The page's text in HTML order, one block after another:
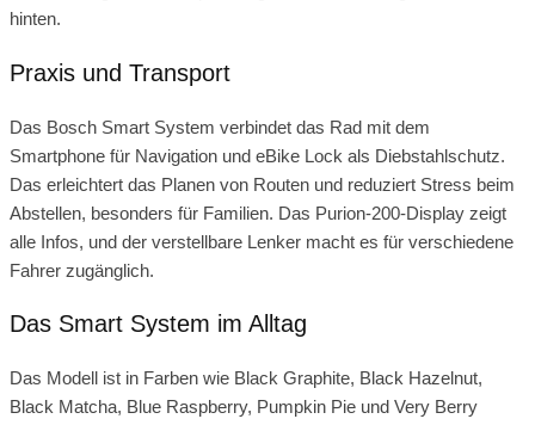
hinten.
Praxis und Transport
Das Bosch Smart System verbindet das Rad mit dem
Smartphone für Navigation und eBike Lock als Diebstahlschutz.
Das erleichtert das Planen von Routen und reduziert Stress beim
Abstellen, besonders für Familien. Das Purion-200-Display zeigt
alle Infos, und der verstellbare Lenker macht es für verschiedene
Fahrer zugänglich.
Das Smart System im Alltag
Das Modell ist in Farben wie Black Graphite, Black Hazelnut,
Black Matcha, Blue Raspberry, Pumpkin Pie und Very Berry